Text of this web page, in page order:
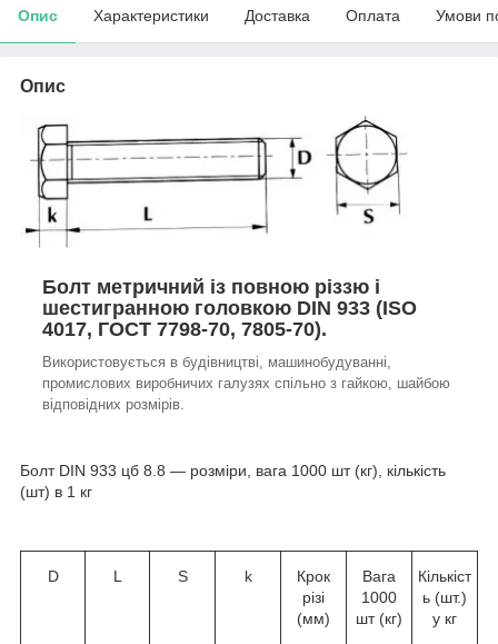
Опис Характеристики Доставка Оплата Умови
Опис
Болт метричний із повною різзю і
шестигранною головкою DIN 933 (ISO
4017, ГОСТ 7798-70, 7805-70).
Використовується в будівництві, машинобудуванні,
промислових виробничих галузях спільно з гайкою, шайбою
відповідних розмірів.
Болт DIN 933 цб 8.8 — розміри, вага 1000 шт (кг), кількість
(шт) в 1 кг
D L S k
Крок
різі
(мм)
Вага
1000
шт (кг)
Кількіст
ь (шт.)
у кг